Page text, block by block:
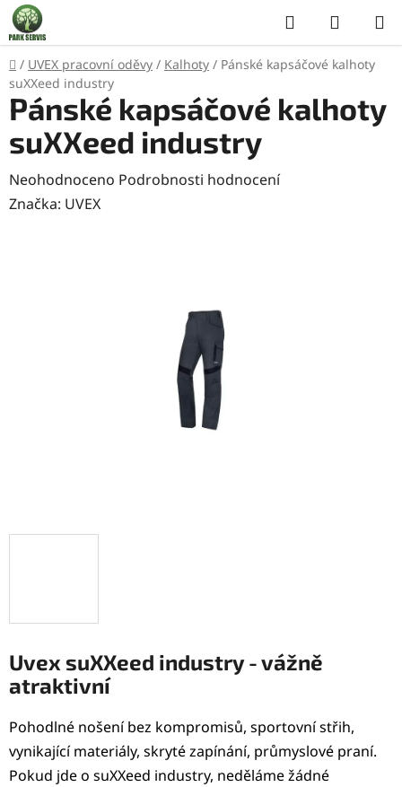
Přejít
na
obsah
Hledat
KOŠÍK
Domů
/ UVEX pracovní oděvy / Kalhoty / Pánské kapsáčové kalhoty
suXXeed industry
Uvex suXXeed industry - vážně
atraktivní
Pohodlné nošení bez kompromisů, sportovní střih,
vynikající materiály, skryté zapínání, průmyslové praní.
Pokud jde o suXXeed industry, neděláme žádné
Pánské kapsáčové kalhoty
suXXeed industry
Průměrné
hodnocení
Neohodnoceno Podrobnosti hodnocení
Značka: UVEX